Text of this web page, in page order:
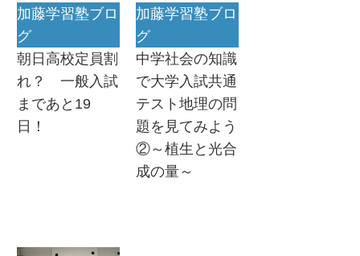
加藤学習塾ブロ
グ
朝日高校定員割
れ？ 一般入試
まであと19
日！
加藤学習塾ブロ
グ
中学社会の知識
で大学入試共通
テスト地理の問
題を見てみよう
②～植生と光合
成の量～